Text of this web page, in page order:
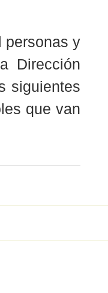
personas y
Dirección
siguientes
que van